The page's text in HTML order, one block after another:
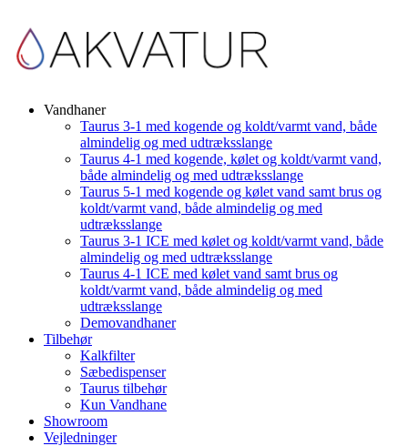
Vandhaner
Taurus 3-1 med kogende og koldt/varmt vand, både
almindelig og med udtræksslange
Taurus 4-1 med kogende, kølet og koldt/varmt vand,
både almindelig og med udtræksslange
Taurus 5-1 med kogende og kølet vand samt brus og
koldt/varmt vand, både almindelig og med
udtræksslange
Taurus 3-1 ICE med kølet og koldt/varmt vand, både
almindelig og med udtræksslange
Taurus 4-1 ICE med kølet vand samt brus og
koldt/varmt vand, både almindelig og med
udtræksslange
Demovandhaner
Tilbehør
Kalkfilter
Sæbedispenser
Taurus tilbehør
Kun Vandhane
Showroom
Vejledninger